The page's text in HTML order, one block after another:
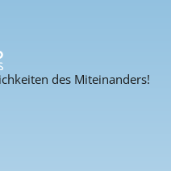
des Miteinanders!